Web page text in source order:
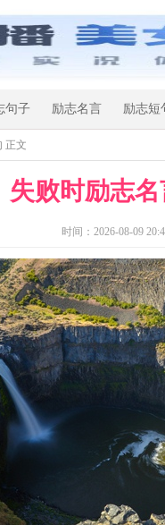
句子 励志名言 励志短
正文
失败时励志
时间：2026-08-09